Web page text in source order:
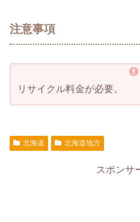
注意事項
リサイクル料金が必要。
北海道 北海道地方
スポンサ